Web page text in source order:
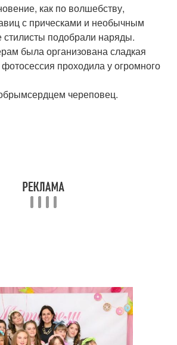
как по волшебству,
с прическами и необычным
подобрали наряды.
была организована сладкая
проходила у огромного
череповец.